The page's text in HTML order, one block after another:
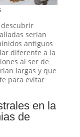
descubrir
serian
antiguos
diferente a la
al ser de
largas y que
para evitar
en la
de